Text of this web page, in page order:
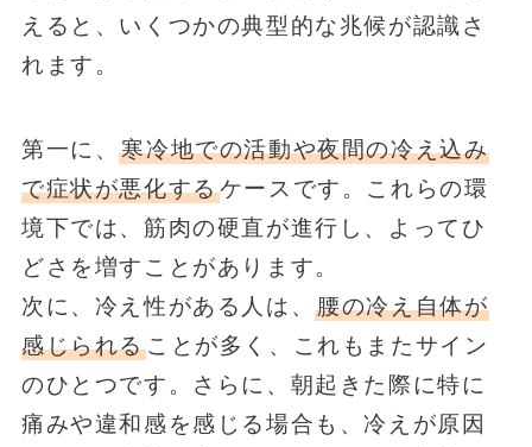
えると、いくつかの典型的な兆候が認識さ
れます。
第一に、寒冷地での活動や夜間の冷え込み
で症状が悪化するケースです。これらの環
境下では、筋肉の硬直が進行し、よってひ
どさを増すことがあります。
次に、冷え性がある人は、腰の冷え自体が
感じられることが多く、これもまたサイン
のひとつです。さらに、朝起きた際に特に
痛みや違和感を感じる場合も、冷えが原因